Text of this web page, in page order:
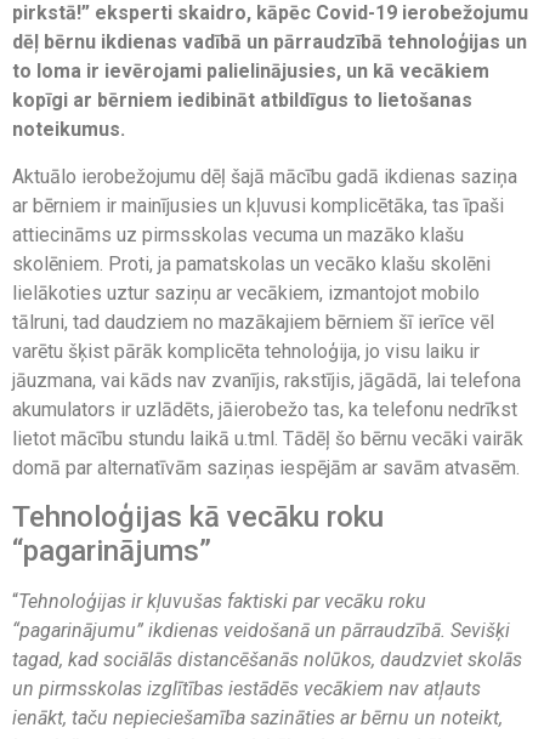
pirkstā!” eksperti skaidro, kāpēc Covid-19 ierobežojumu
dēļ bērnu ikdienas vadībā un pārraudzībā tehnoloģijas un
to loma ir ievērojami palielinājusies, un kā vecākiem
kopīgi ar bērniem iedibināt atbildīgus to lietošanas
noteikumus.
Aktuālo ierobežojumu dēļ šajā mācību gadā ikdienas saziņa
ar bērniem ir mainījusies un kļuvusi komplicētāka, tas īpaši
attiecināms uz pirmsskolas vecuma un mazāko klašu
skolēniem. Proti, ja pamatskolas un vecāko klašu skolēni
lielākoties uztur saziņu ar vecākiem, izmantojot mobilo
tālruni, tad daudziem no mazākajiem bērniem šī ierīce vēl
varētu šķist pārāk komplicēta tehnoloģija, jo visu laiku ir
jāuzmana, vai kāds nav zvanījis, rakstījis, jāgādā, lai telefona
akumulators ir uzlādēts, jāierobežo tas, ka telefonu nedrīkst
lietot mācību stundu laikā u.tml. Tādēļ šo bērnu vecāki vairāk
domā par alternatīvām saziņas iespējām ar savām atvasēm.
Tehnoloģijas kā vecāku roku
“pagarinājums”
“Tehnoloģijas ir kļuvušas faktiski par vecāku roku
“pagarinājumu” ikdienas veidošanā un pārraudzībā. Sevišķi
tagad, kad sociālās distancēšanās nolūkos, daudzviet skolās
un pirmsskolas izglītības iestādēs vecākiem nav atļauts
ienākt, taču nepieciešamība sazināties ar bērnu un noteikt,